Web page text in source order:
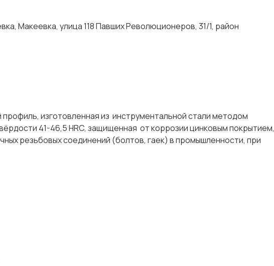
Макеевка, улица 118 Павших Революционеров, 31/1, район
изготовленная из инструментальной стали методом
41-46,5 НRC, защищенная от коррозии цинковым покрытием,
резьбовых соединений (болтов, гаек) в промышленности, при